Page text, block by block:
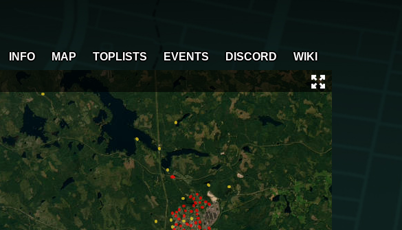
INFO MAP TOPLISTS EVENTS DISCORD WIKI